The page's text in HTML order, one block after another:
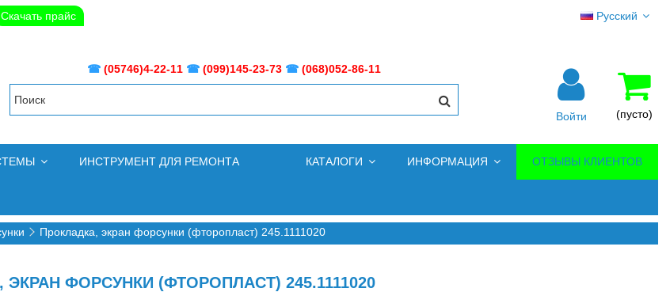
Русский
Скачать прайс
☎ (05746)4-22-11 ☎ (099)145-23-73 ☎ (068)052-86-11
(пусто)
Войти
ИНСТРУМЕНТ ДЛЯ РЕМОНТА ОТЗЫВЫ КЛИЕНТОВ
ИНФОРМАЦИЯ
КАТАЛОГИ
Прокладка, экран форсунки (фторопласт) 245.1111020
ФОРСУНКИ (ФТОРОПЛАСТ) 245.1111020